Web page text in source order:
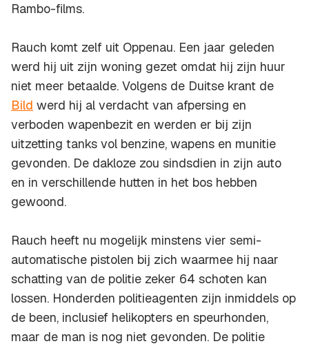
Rambo-films.
Rauch komt zelf uit Oppenau. Een jaar geleden
werd hij uit zijn woning gezet omdat hij zijn huur
niet meer betaalde. Volgens de Duitse krant de
Bild werd hij al verdacht van afpersing en
verboden wapenbezit en werden er bij zijn
uitzetting tanks vol benzine, wapens en munitie
gevonden. De dakloze zou sindsdien in zijn auto
en in verschillende hutten in het bos hebben
gewoond.
Rauch heeft nu mogelijk minstens vier semi-
automatische pistolen bij zich waarmee hij naar
schatting van de politie zeker 64 schoten kan
lossen. Honderden politieagenten zijn inmiddels op
de been, inclusief helikopters en speurhonden,
maar de man is nog niet gevonden. De politie